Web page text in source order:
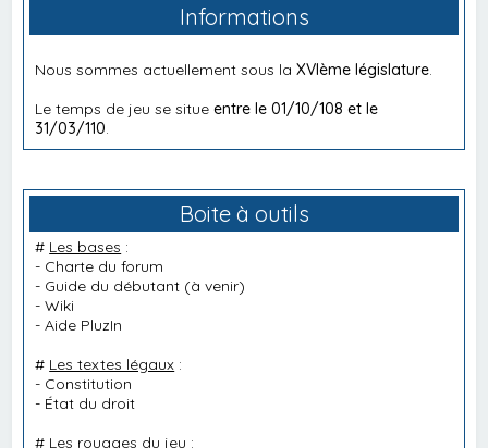
Informations
Nous sommes actuellement sous laXVIème législature
Le temps de jeu se situeentre le 01/10/108 et le
31/03/110
Boite à outils
# Les bases :
- Charte du forum
- Guide du débutant (à venir)
-Wiki
-Aide PluzIn
# Les textes légaux :
- Constitution
- État du droit
# Les rouages du jeu :